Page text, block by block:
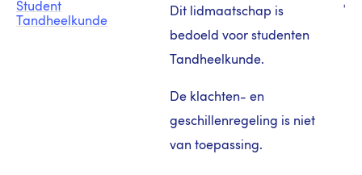
Student
Tandheelkunde
Dit lidmaatschap is
bedoeld voor studenten
Tandheelkunde.
De klachten- en
geschillenregeling is niet
van toepassing.
€